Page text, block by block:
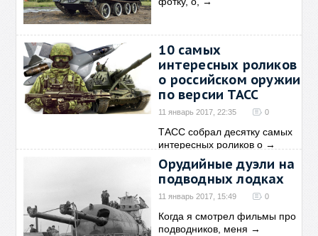
10 самых
интересных роликов
о российском оружии
по версии ТАСС
11 январь 2017, 22:35 0
ТАСС собрал десятку самых
интересных роликов о →
Орудийные дуэли на
подводных лодках
11 январь 2017, 15:49 0
Когда я смотрел фильмы про
подводников, меня →